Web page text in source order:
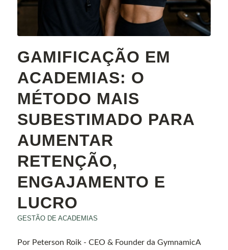
GAMIFICAÇÃO EM
ACADEMIAS: O
MÉTODO MAIS
SUBESTIMADO PARA
AUMENTAR
RETENÇÃO,
ENGAJAMENTO E
LUCRO
GESTÃO DE ACADEMIAS
Por Peterson Roik - CEO & Founder da GymnamicA